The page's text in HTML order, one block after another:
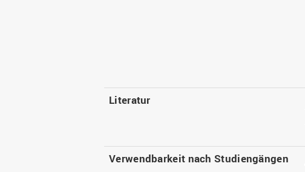
Literatur
Verwendbarkeit nach Studiengängen